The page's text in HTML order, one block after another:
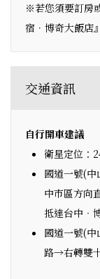
※若您須要訂房
宿．博奇大飯店
交通資訊
自行開車建議
衛星定位：
國道一號(
中市區方
抵達台中‧
國道一號(
路→右轉雙